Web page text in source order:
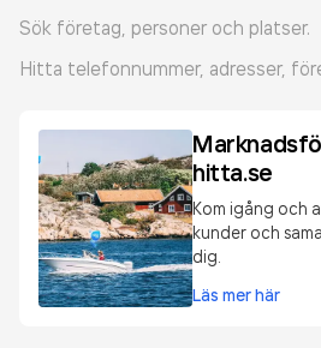
Sök företag, personer och platser.
Hitta telefonnummer, adresser,
hitta.se
Kom igång och
kunder och
dig.
Läs mer här